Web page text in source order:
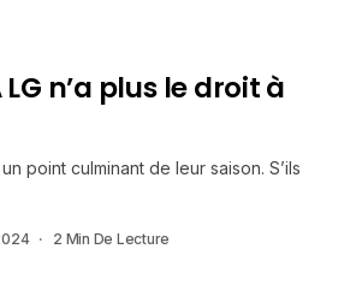
LG n’a plus le droit à
point culminant de leur saison. S’ils
2 Min De Lecture